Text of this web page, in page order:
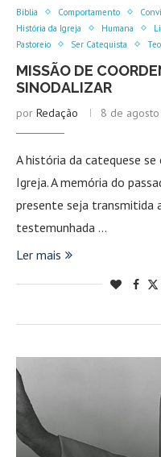
Bíblia Comportamento
História da Igreja
Humana
Pastoreio
Ser Catequista
MISSÃO DE
SINODALIZAR
por Redação 8 de
A história da catequese
Igreja. A memória do
presente seja transmitida
testemunhada …
Ler mais